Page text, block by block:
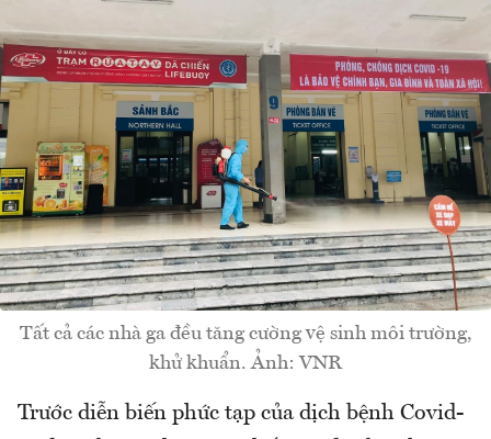
Tất cả các nhà ga đều tăng cường vệ sinh môi trường,
khử khuẩn. Ảnh: VNR
Trước diễn biến phức tạp của dịch bệnh Covid-